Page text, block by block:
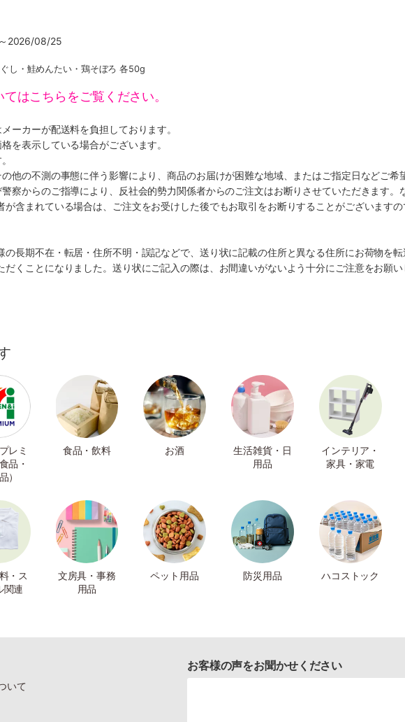
2026/08/25
し・鮭めんたい・鶏そぼろ 各50g
はこちらをご覧ください。
ーカーが配送料を負担しております。
を表示している場合がございます。
他の不測の事態に伴う影響により、商品のお届けが困難な地域、またはご指定日などご希
察からのご指導により、反社会的勢力関係者からのご注文はお断りさせていただきます。
が含まれている場合は、ご注文をお受けした後でもお取引をお断りすることがございますの
の長期不在・転居・住所不明・誤記などで、送り状に記載の住所と異なる住所にお荷物を
だくことになりました。送り状にご記入の際は、お間違いがないよう十分にご注意をお願い
レミ
品・
）
食品・飲料 お酒
生活雑貨・日
用品
インテリア・
家具・家電
・ス
関連
文房具・事務
用品
ペット用品 防災用品 ハコストック
いて
お客様の声をお聞かせください